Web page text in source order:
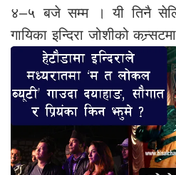
४–५ बजे सम्म । यी तिनै
गायिका इन्दिरा जोशीको